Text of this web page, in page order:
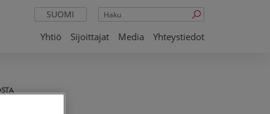
SUOMI
Haku
Yhtiö
Sijoittajat Media Yhteystiedot